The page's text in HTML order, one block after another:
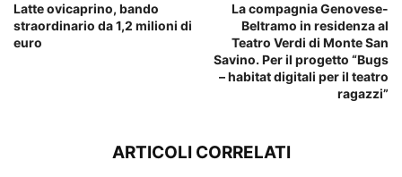
Latte ovicaprino, bando
straordinario da 1,2 milioni di
euro
La compagnia Genovese-
Beltramo in residenza al
Teatro Verdi di Monte San
Savino. Per il progetto “Bugs
– habitat digitali per il teatro
ragazzi”
ARTICOLI CORRELATI